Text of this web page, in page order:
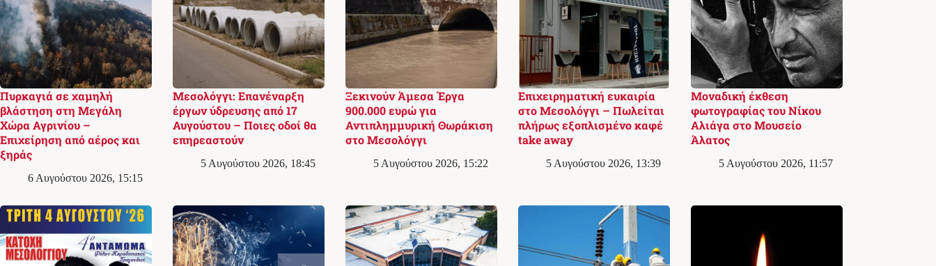
Πυρκαγιά σε χαμηλή
βλάστηση στη Μεγάλη
Χώρα Αγρινίου –
Επιχείρηση από αέρος και
ξηράς
6 Αυγούστου 2026, 15:15
Μεσολόγγι: Επανέναρξη
έργων ύδρευσης από 17
Αυγούστου – Ποιες οδοί θα
επηρεαστούν
5 Αυγούστου 2026, 18:45
Ξεκινούν Άμεσα Έργα
900.000 ευρώ για
Αντιπλημμυρική Θωράκιση
στο Μεσολόγγι
5 Αυγούστου 2026, 15:22
Επιχειρηματική ευκαιρία
στο Μεσολόγγι – Πωλείται
πλήρως εξοπλισμένο καφέ
take away
5 Αυγούστου 2026, 13:39
Μοναδική έκθεση
φωτογραφίας του Νίκου
Αλιάγα στο Μουσείο
Άλατος
5 Αυγούστου 2026, 11:57